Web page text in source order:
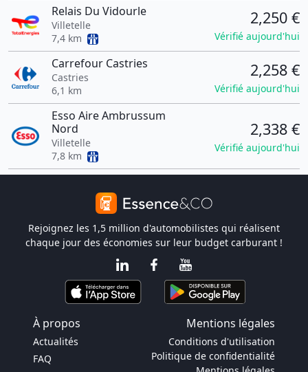
Relais Du Vidourle
Villetelle
7,4 km
2,250 €
Vérifié aujourd'hui
Carrefour Castries
Castries
6,1 km
2,258 €
Vérifié aujourd'hui
Esso Aire Ambrussum
Nord
Villetelle
7,8 km
2,338 €
Vérifié aujourd'hui
Rejoignez les 1,5 million d'automobilistes qui réalisent
chaque jour des économies sur leur budget carburant !
À propos Mentions légales
Actualités
FAQ
Conditions d'utilisation
Politique de confidentialité